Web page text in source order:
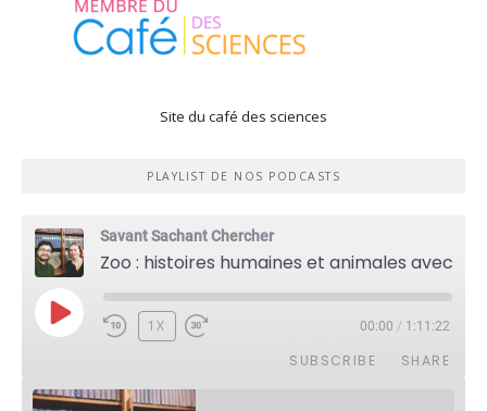
Site du café des sciences
PLAYLIST DE NOS PODCASTS
Savant Sachant Chercher
PLAY
EPISODE
1X 00:00 / 1:11:22
SUBSCRIBE SHARE